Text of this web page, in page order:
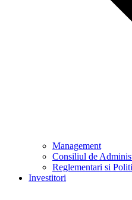
Management
Consiliul de
Reglementari si
Investitori